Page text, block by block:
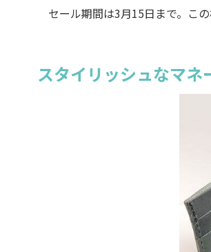
セール期間は3月15日まで。こ
スタイリッシュなマ